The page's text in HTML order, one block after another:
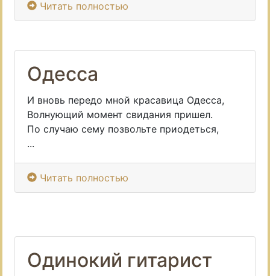
Читать полностью
Одесса
И вновь передо мной красавица Одесса,
Волнующий момент свидания пришел.
По случаю сему позвольте приодеться,
...
Читать полностью
Одинокий гитарист